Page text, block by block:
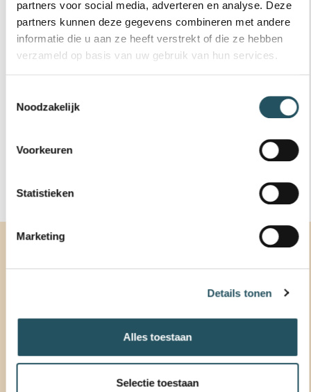
partners voor social media, adverteren en analyse. Deze
partners kunnen deze gegevens combineren met andere
informatie die u aan ze heeft verstrekt of die ze hebben
verzameld op basis van uw gebruik van hun services.
Noodzakelijk
Voorkeuren
Statistieken
Marketing
Details tonen
Alles toestaan
Selectie toestaan
is de balie geopend en
telefonisch bereikbaar.
In de schoolvakanties op ma t/m vr van 9.00-
ROOSTER
Zwembad De Molen Hey
9 AUGUSTUS - 15 AUGUSTUS